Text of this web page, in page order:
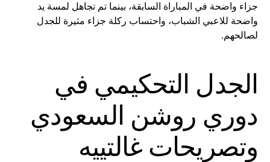
جزاء واضحة في المباراة السابقة، بينما تم تجاهل لمسة يد
واضحة للاعبي الشباب، واحتساب ركلة جزاء مثيرة للجدل
لصالحهم.
الجدل التحكيمي في
دوري روشن السعودي
وتصريحات غالتييه